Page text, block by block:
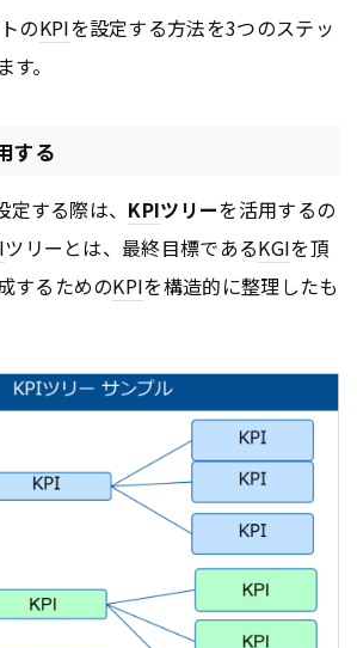
のKPIを設定する方法を3つのステッ
。
する
定する際は、 KPIツリーを活用するの
ツリーとは、最終目標であるKGIを頂
するためのKPIを構造的に整理したも